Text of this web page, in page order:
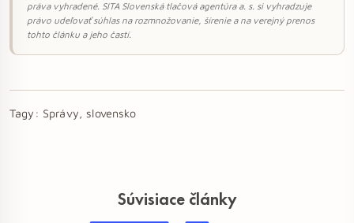
práva vyhradené. SITA Slovenská tlačová agentúra a. s. si vyhradzuje
právo udeľovať súhlas na rozmnožovanie, šírenie a na verejný prenos
tohto článku a jeho častí.
Tagy: Správy, slovensko
Súvisiace články